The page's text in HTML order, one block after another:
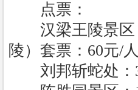
点票：
汉梁王陵景区
陵）套票：60元/
刘邦斩蛇处：